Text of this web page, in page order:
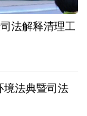
国外贸成绩
法解释清理工
境法典暨司法